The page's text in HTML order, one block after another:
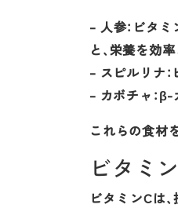
– 人参：ビタ
と、栄養を効
– スピルリナ
– カボチャ：
これらの食材
ビタミ
ビタミンCは